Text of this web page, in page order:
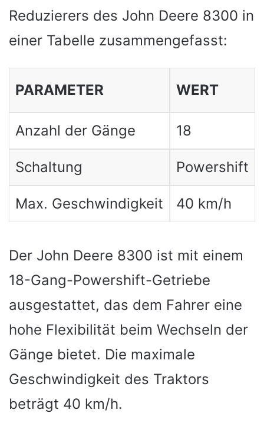
Reduzierers des John Deere 8300 in
einer Tabelle zusammengefasst:
PARAMETER WERT
Anzahl der Gänge 18
Schaltung Powershift
Max. Geschwindigkeit 40 km/h
Der John Deere 8300 ist mit einem
18-Gang-Powershift-Getriebe
ausgestattet, das dem Fahrer eine
hohe Flexibilität beim Wechseln der
Gänge bietet. Die maximale
Geschwindigkeit des Traktors
beträgt 40 km/h.